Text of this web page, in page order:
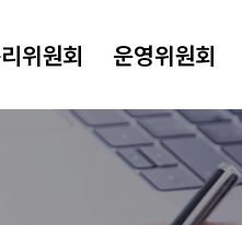
위원회 운영위원회